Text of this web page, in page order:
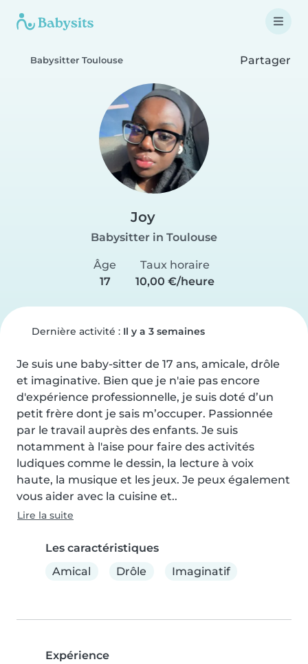
Babysitter Toulouse Partager
Joy
Babysitter in Toulouse
Âge
17
Taux horaire
10,00 €/heure
Dernière activité : Il y a 3 semaines
Je suis une baby-sitter de 17 ans, amicale, drôle
et imaginative. Bien que je n'aie pas encore
d'expérience professionnelle, je suis doté d’un
petit frère dont je sais m’occuper. Passionnée
par le travail auprès des enfants. Je suis
notamment à l'aise pour faire des activités
ludiques comme le dessin, la lecture à voix
haute, la musique et les jeux. Je peux également
vous aider avec la cuisine et..
Lire la suite
Les caractéristiques
Amical
Drôle Imaginatif
Expérience